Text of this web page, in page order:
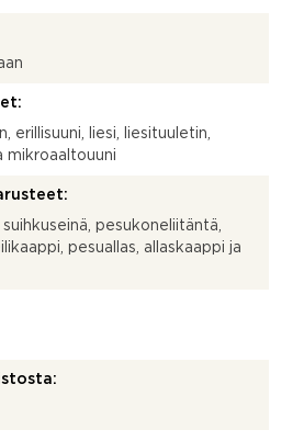
erillisuuni, liesi, liesituuletin,
mikroaaltouuni
pesukoneliitäntä,
pesuallas, allaskaappi ja